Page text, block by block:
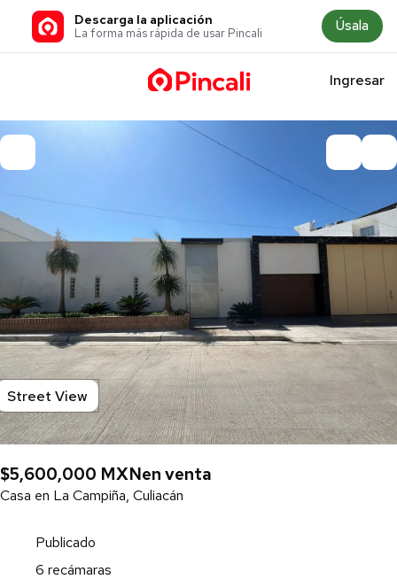
Descarga la aplicación
La forma más rápida de usar Pincali Úsala
Ingresar
Street View
$5,600,000 MXNen venta
Casa en La Campiña, Culiacán
Publicado
6 recámaras